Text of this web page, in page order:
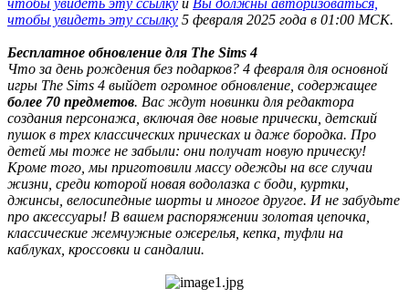
чтобы увидеть эту ссылку и Вы должны авторизоваться,
чтобы увидеть эту ссылку 5 февраля 2025 года в 01:00 МСК.
Бесплатное обновление для The Sims 4
Что за день рождения без подарков? 4 февраля для основной
игры The Sims 4 выйдет огромное обновление, содержащее
более 70 предметов. Вас ждут новинки для редактора
создания персонажа, включая две новые прически, детский
пушок в трех классических прическах и даже бородка. Про
детей мы тоже не забыли: они получат новую прическу!
Кроме того, мы приготовили массу одежды на все случаи
жизни, среди которой новая водолазка с боди, куртки,
джинсы, велосипедные шорты и многое другое. И не забудьте
про аксессуары! В вашем распоряжении золотая цепочка,
классические жемчужные ожерелья, кепка, туфли на
каблуках, кроссовки и сандалии.